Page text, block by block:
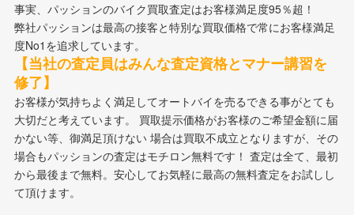
事実、パッションのバイク買取査定はお客様満足度95％超！
弊社パッションは最高の接客と特別な買取価格で常にお客様満足
度No1を追求しています。
【当社の査定員はみんな査定資格とマナー講習を
修了】
お客様が気持ちよく満足してオートバイを売るできる事がとても
大切だと考えています。 買取提示価格がお客様のご希望金額に届
かない等、御満足頂けない 場合は買取不成立となりますが、その
場合もパッションの査定はモチロン無料です！ 査定は全て、最初
から最後まで無料。安心してお気軽に最高の無料査定をお試しし
て頂けます。